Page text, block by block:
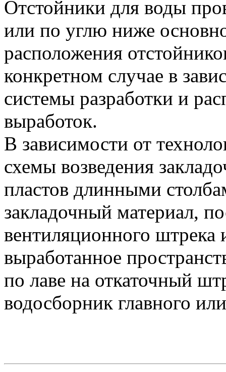
Отстойники для воды
или по углю ниже
расположения
конкретном случае в
системы разработки и
выработок.
В зависимости от
схемы возведения
пластов длинными
закладочный материал,
вентиляционного штрека
выработанное
по лаве на откаточный
водосборник главного